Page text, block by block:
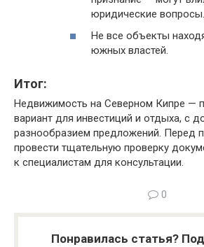
юридические вопросы.
Не все объекты
южных властей.
Итог:
Недвижимость на Северном Кипре —
вариант для инвестиций и отдыха, с
разнообразием предложений. Перед
провести тщательную проверку
к специалистам для консультации.
0
Понравилась статья?